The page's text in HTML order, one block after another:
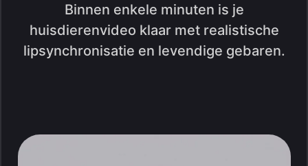
Binnen enkele minuten is je
huisdierenvideo klaar met realistische
lipsynchronisatie en levendige gebaren.